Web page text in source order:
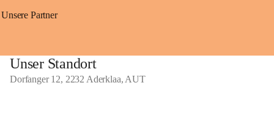
Unsere Partner
Unser Standort
Dorfanger 12, 2232 Aderklaa, AUT